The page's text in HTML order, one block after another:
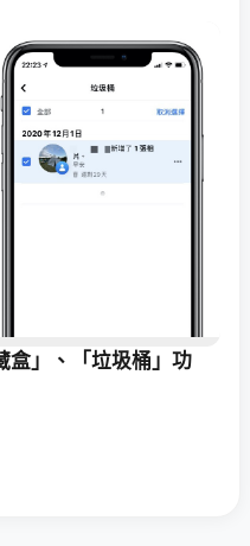
盒」、「垃圾桶」功